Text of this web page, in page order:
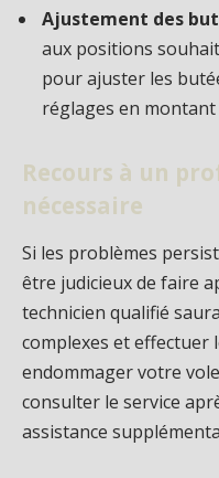
Ajustement des
aux positions
pour ajuster les
réglages en
Recours à un
nécessaire
Si les problèmes
être judicieux de faire
technicien qualifié
complexes et effectuer
endommager votre
consulter le service
assistance